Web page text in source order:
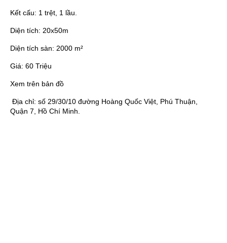
Kết cấu: 1 trệt, 1 lầu.
Diện tích: 20x50m
Diện tích sàn: 2000 m²
Giá: 60 Triệu
Xem trên bản đồ
Địa chỉ: số 29/30/10 đường Hoàng Quốc Việt, Phú Thuận,
Quận 7, Hồ Chí Minh.